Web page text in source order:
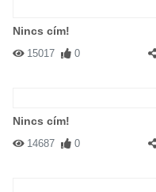
Nincs cím!
15017 0
Nincs cím!
14687 0